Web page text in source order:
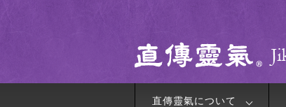
直傳靈氣について